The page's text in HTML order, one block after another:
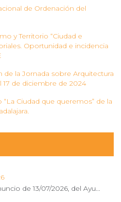
de Ordenación del
y Territorio “Ciudad e
Oportunidad e incidencia
de la Jornada sobre Arquitectura
17 de diciembre de 2024
“La Ciudad que queremos” de la
de 13/07/2026, del Ayu...